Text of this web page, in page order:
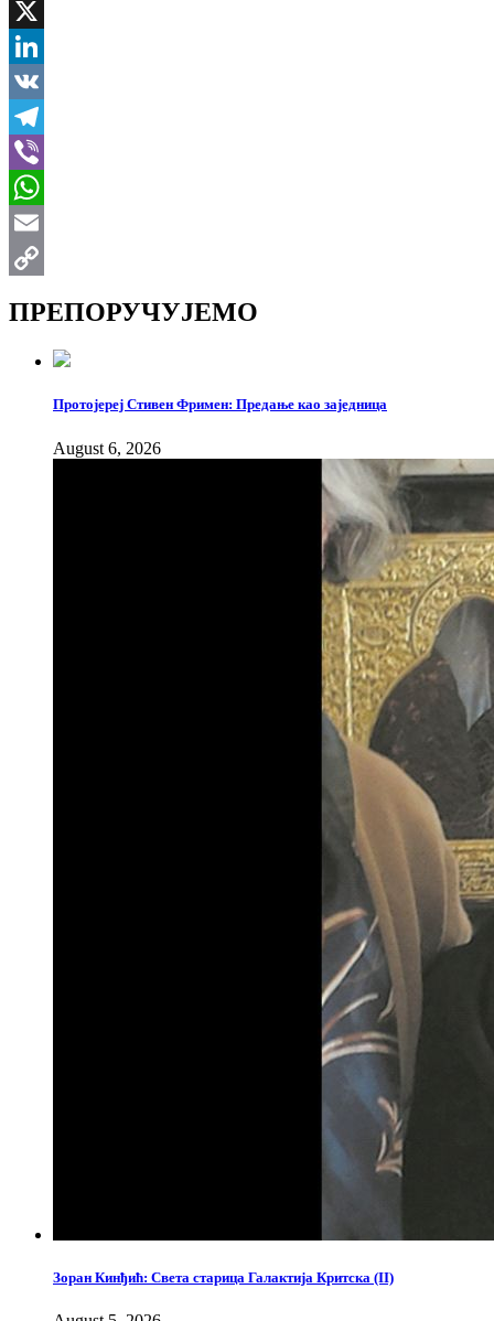
Facebook
X
LinkedIn
VK
Telegram
Viber
WhatsApp
Email
ПРЕПОРУЧУЈЕМО
Протојереј Стивен Фримен: Предање као заједница
August 6, 2026
Зоран Кинђић: Света старица Галактија Критска (II)